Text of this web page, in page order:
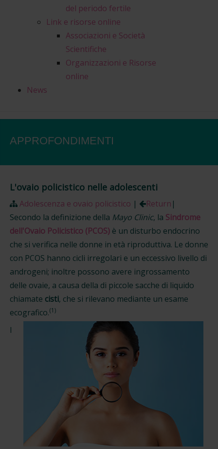
del periodo fertile
Link e risorse online
Associazioni e Società
Scientifiche
Organizzazioni e Risorse
online
News
APPROFONDIMENTI
L'ovaio policistico nelle adolescenti
Adolescenza e ovaio policistico | Return |
Secondo la definizione della Mayo Clinic, la Sindrome
dell'Ovaio Policistico (PCOS) è un disturbo endocrino
che si verifica nelle donne in età riproduttiva. Le donne
con PCOS hanno cicli irregolari e un eccessivo livello di
androgeni; inoltre possono avere ingrossamento
delle ovaie, a causa della di piccole sacche di liquido
chiamate cisti, che si rilevano mediante un esame
ecografico.(1)
I